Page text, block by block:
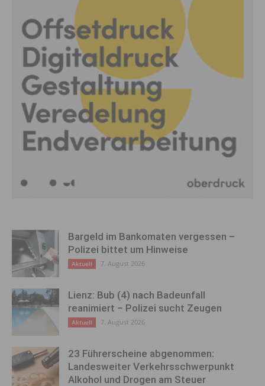
Bargeld im Bankomaten vergessen –
Polizei bittet um Hinweise
Aktuell 7. August 2026
Lienz: Bub (4) nach Badeunfall
reanimiert – Polizei sucht Zeugen
Aktuell 7. August 2026
23 Führerscheine abgenommen:
Landesweiter Verkehrsschwerpunkt
Alkohol und Drogen am Steuer